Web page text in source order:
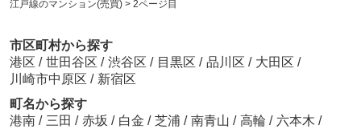
江戸線のマンション(売買) > 2ページ目
市区町村から探す
港区 / 世田谷区 / 渋谷区 / 目黒区 / 品川区 / 大田区 /
川崎市中原区 / 新宿区
町名から探す
港南 / 三田 / 赤坂 / 白金 / 芝浦 / 南青山 / 高輪 / 六本木 /